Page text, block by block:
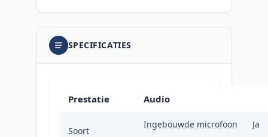
SPECIFICATIES
Prestatie
Soort
IP-
Audio
Ingebouwde microfoon Ja